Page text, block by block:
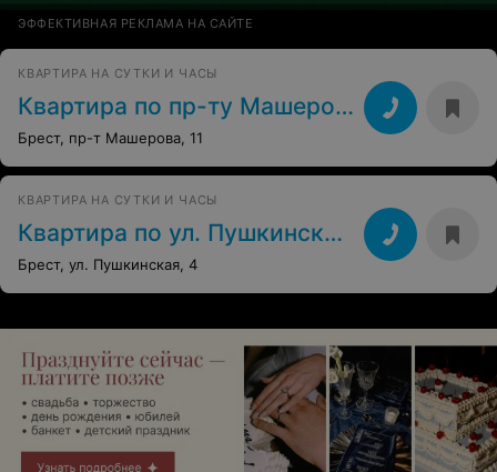
ЭФФЕКТИВНАЯ РЕКЛАМА НА САЙТЕ
КВАРТИРА НА СУТКИ И ЧАСЫ
Квартира по пр-ту Машерова, 11
Брест, пр-т Машерова, 11
КВАРТИРА НА СУТКИ И ЧАСЫ
Квартира по ул. Пушкинская, 4
Брест, ул. Пушкинская, 4